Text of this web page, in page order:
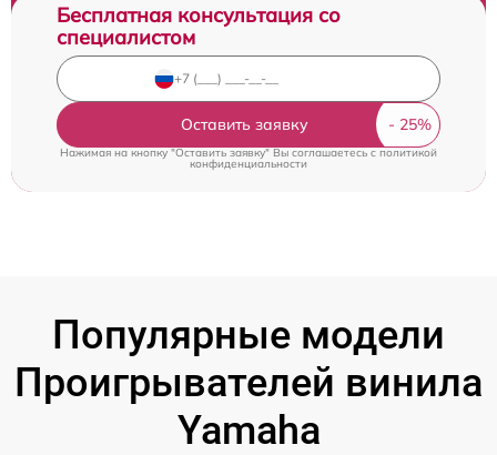
Бесплатная консультация со
специалистом
Оставить заявку
Нажимая на кнопку "Оставить заявку" Вы соглашаетесь cполитикой
конфиденциальности
Популярные модели
Проигрывателей винила
Yamaha